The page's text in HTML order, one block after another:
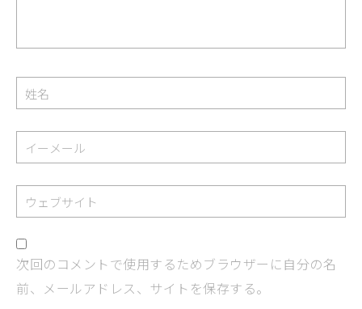
次回のコメントで使用するためブラウザーに自分の名
前、メールアドレス、サイトを保存する。